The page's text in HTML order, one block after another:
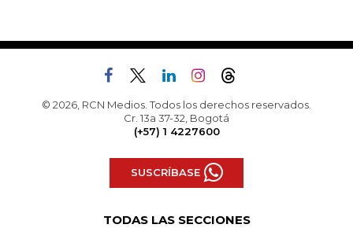
© 2026, RCN Medios. Todos los derechos reservados.
Cr. 13a 37-32, Bogotá
(+57) 1 4227600
SUSCRÍBASE
TODAS LAS SECCIONES